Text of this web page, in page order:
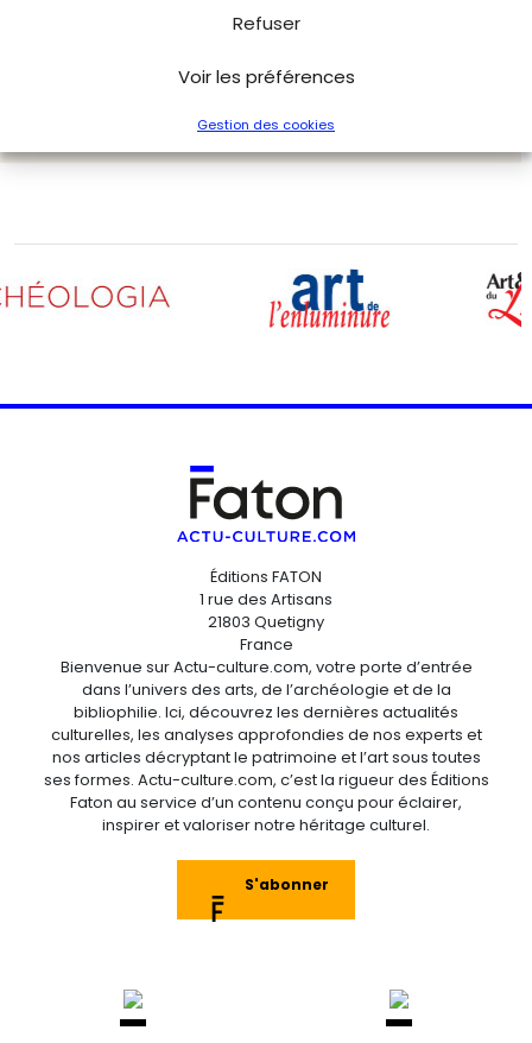
Refuser
Voir les préférences
Gestion des cookies
Néandertal : et si on n’avait pas dit le dernier mot
Archéologia
Éditions FATON
1 rue des Artisans
21803 Quetigny
France
Bienvenue sur Actu-culture.com, votre porte d’entrée
dans l’univers des arts, de l’archéologie et de la
bibliophilie. Ici, découvrez les dernières actualités
culturelles, les analyses approfondies de nos experts et
nos articles décryptant le patrimoine et l’art sous toutes
ses formes. Actu-culture.com, c’est la rigueur des Éditions
Faton au service d’un contenu conçu pour éclairer,
inspirer et valoriser notre héritage culturel.
S'abonner